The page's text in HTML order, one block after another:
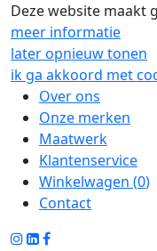
Deze website maakt
meer informatie
later opnieuw tonen
ik ga akkoord met
Over ons
Onze merken
Maatwerk
Klantenservice
Winkelwagen (0)
Contact